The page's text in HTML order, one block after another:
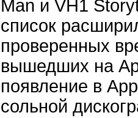
Man и VH1
список
проверенных
вышедших на
появление в
сольной